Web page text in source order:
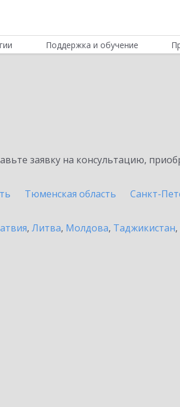
Поддержка и обучение
заявку на консультацию,
Тюменская область
Санкт-
, Литва, Молдова, Таджикистан,